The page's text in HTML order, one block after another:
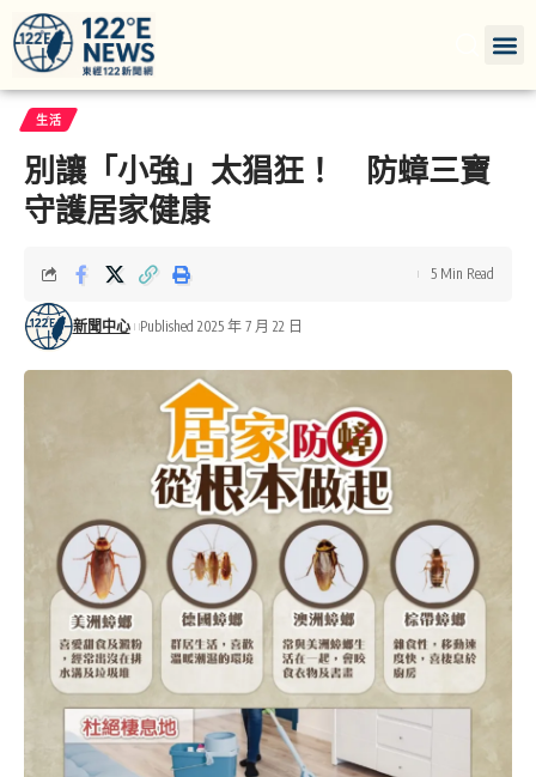
生活
別讓「小強」太猖狂！ 防蟑三寶
守護居家健康
新聞中心 Published 2025 年 7 月 22 日
5 Min Read